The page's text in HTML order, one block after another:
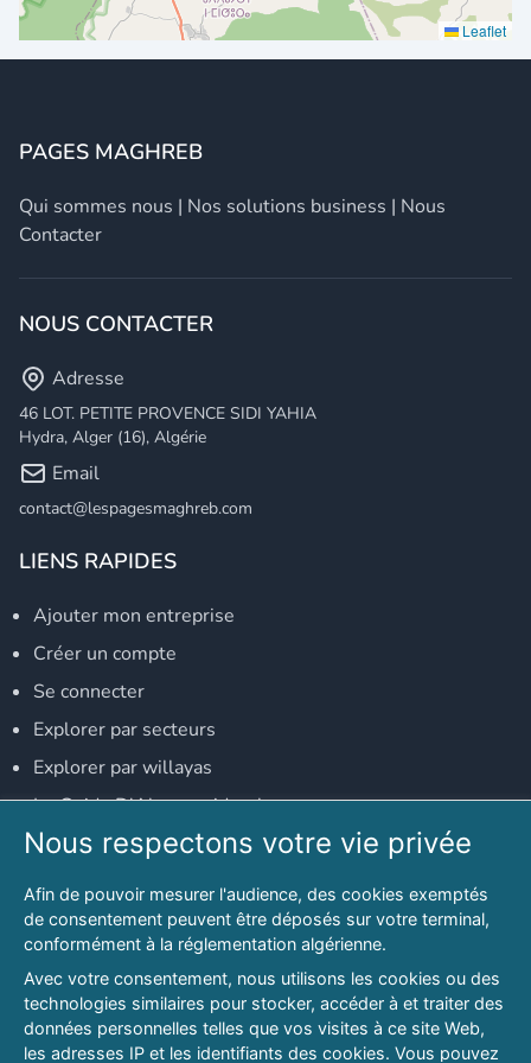
Leaflet
PAGES MAGHREB
Qui sommes nous | Nos solutions business | Nous
Contacter
NOUS CONTACTER
Adresse
46 LOT. PETITE PROVENCE SIDI YAHIA
Hydra, Alger (16), Algérie
Email
contact@lespagesmaghreb.com
LIENS RAPIDES
Ajouter mon entreprise
Créer un compte
Se connecter
Explorer par secteurs
Explorer par willayas
Le Guide D'Alger, guide-alger.com
NOS RÉSEAUX SOCIAUX
Notre page Facebook
Notre page LinkedIn
Notre page Instagram
Notre page Twitter
Nous respectons votre vie privée
Afin de pouvoir mesurer l'audience, des cookies exemptés
de consentement peuvent être déposés sur votre terminal,
conformément à la réglementation algérienne.
Avec votre consentement, nous utilisons les cookies ou des
technologies similaires pour stocker, accéder à et traiter des
données personnelles telles que vos visites à ce site Web,
les adresses IP et les identifiants des cookies. Vous pouvez